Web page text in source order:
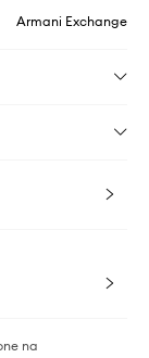
Armani Exchange
na